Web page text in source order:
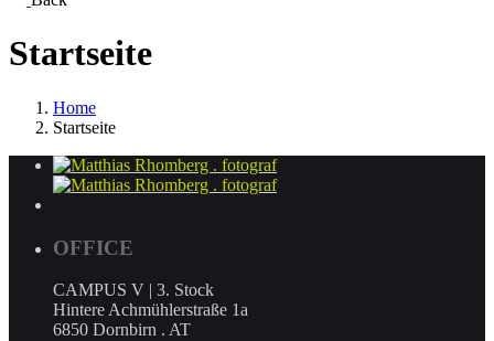
Startseite
Home
Startseite
OFFICE
CAMPUS V | 3. Stock
Hintere Achmühlerstraße 1a
6850 Dornbirn . AT